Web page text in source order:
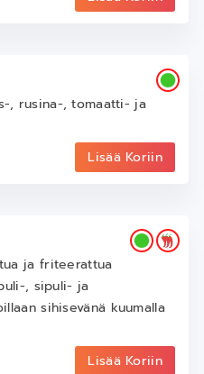
, rusina-, tomaatti- ja
Lisää Koriin
ja friteerattua
, sipuli- ja
sihisevänä kuumalla
Lisää Koriin